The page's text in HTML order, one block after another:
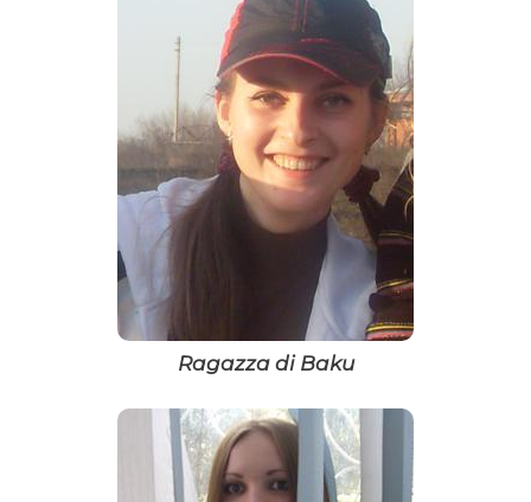
Ragazza di Baku